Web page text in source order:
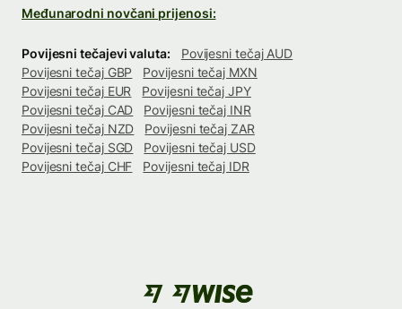
Međunarodni novčani prijenosi:
Povijesni tečajevi valuta:
Povijesni tečaj AUD
Povijesni tečaj GBP
Povijesni tečaj MXN
Povijesni tečaj EUR
Povijesni tečaj JPY
Povijesni tečaj CAD
Povijesni tečaj INR
Povijesni tečaj NZD
Povijesni tečaj ZAR
Povijesni tečaj SGD
Povijesni tečaj USD
Povijesni tečaj CHF
Povijesni tečaj IDR